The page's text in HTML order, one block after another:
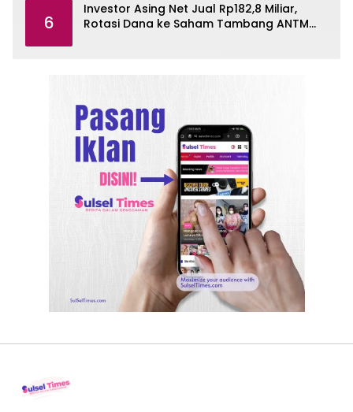
6
Investor Asing Net Jual Rp182,8 Miliar,
Rotasi Dana ke Saham Tambang ANTM